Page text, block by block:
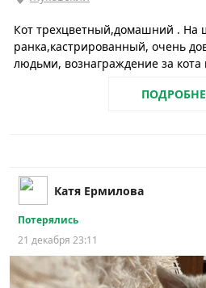
Кот трехцветный,домашний . На
ранка,кастрированный, очень
людьми, вознаграждение за кота
Катя Ермилова
Потерялись
21 декабря 23:11